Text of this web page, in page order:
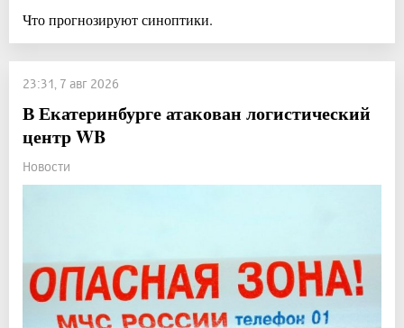
Что прогнозируют синоптики.
23:31, 7 авг 2026
В Екатеринбурге атакован логистический
центр WB
Новости